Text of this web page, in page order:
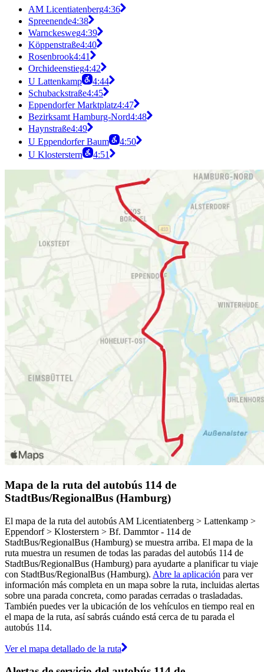
AM Licentiatenberg4:36
Spreenende4:38
Warnckesweg4:39
Köppenstraße4:40
Rosenbrook4:41
Orchideenstieg4:42
U Lattenkamp
4:44
Schubackstraße4:45
Eppendorfer Marktplatz4:47
Bezirksamt Hamburg-Nord4:48
Haynstraße4:49
U Eppendorfer Baum
4:50
U Klosterstern
4:51
Mapa de la ruta del autobús 114 de
StadtBus/RegionalBus (Hamburg)
El mapa de la ruta del autobús AM Licentiatenberg > Lattenkamp >
Eppendorf > Klosterstern > Bf. Dammtor - 114 de
StadtBus/RegionalBus (Hamburg) se muestra arriba. El mapa de la
ruta muestra un resumen de todas las paradas del autobús 114 de
StadtBus/RegionalBus (Hamburg) para ayudarte a planificar tu viaje
con StadtBus/RegionalBus (Hamburg). Abre la aplicación para ver
información más completa en un mapa sobre la ruta, incluidas alertas
sobre una parada concreta, como paradas cerradas o trasladadas.
También puedes ver la ubicación de los vehículos en tiempo real en
el mapa de la ruta, así sabrás cuándo está cerca de tu parada el
autobús 114.
Ver el mapa detallado de la ruta